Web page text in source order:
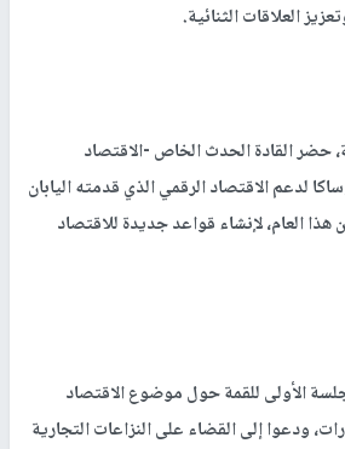
العلاقات الثنائية.
حضر القادة الحدث الخاص -الاقتصاد
لدعم الاقتصاد الرقمي الذي قدمته اليابان
العام، لإنشاء قواعد جديدة للاقتصاد
الأولى للقمة حول موضوع الاقتصاد
ودعوا إلى القضاء على النزاعات التجارية